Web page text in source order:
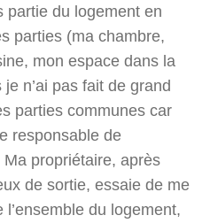
partie du logement en
parties (ma chambre,
mon espace dans la
n’ai pas fait de grand
parties communes car
responsable de
Ma propriétaire, après
de sortie, essaie de me
du logement,